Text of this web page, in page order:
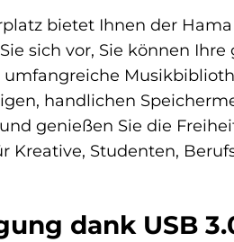
bietet Ihnen der
sich vor, Sie können
handlichen
genießen Sie die
Kreative, Studenten,
dank USB